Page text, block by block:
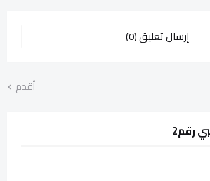
إرسال تعليق (0)
أقدم
رقم2